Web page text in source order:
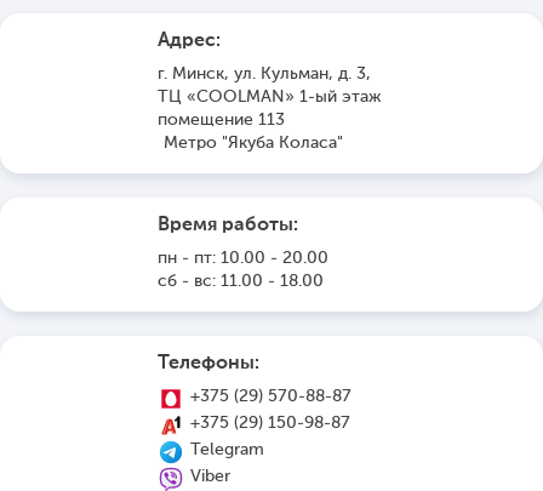
Адрес:
г. Минск, ул. Кульман, д. 3,
ТЦ «COOLMAN» 1-ый этаж
помещение 113
Метро "Якуба Коласа"
Время работы:
пн - пт: 10.00 - 20.00
сб - вс: 11.00 - 18.00
Телефоны:
+375 (29) 570-88-87
+375 (29) 150-98-87
Telegram
Viber